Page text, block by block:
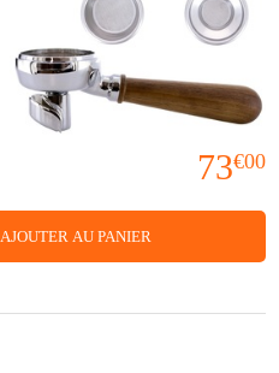
73€00
AJOUTER AU PANIER